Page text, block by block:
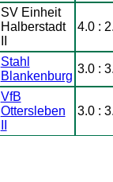
SV Einheit
Halberstadt
4.0 :
Stahl
Blankenburg
3.0 :
VfB
Ottersleben
3.0 :